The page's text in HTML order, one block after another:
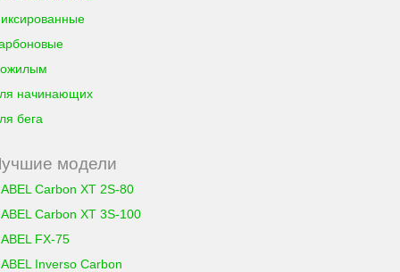
начинающих
бега
модели
Carbon XT 2S-80
Carbon XT 3S-100
FX-75
Inverso Carbon